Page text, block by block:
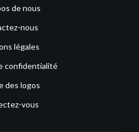
de nous
nous
légales
confidentialité
des logos
vous